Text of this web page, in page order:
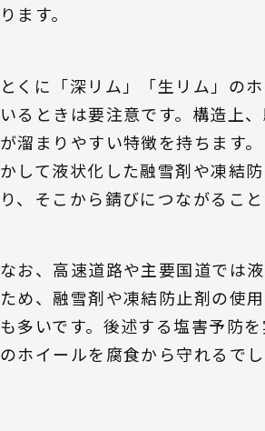
ります。
とくに「深リム」「生リム」の
いるときは要注意です。構造上
が溜まりやすい特徴を持ちます
かして液状化した融雪剤や凍結
り、そこから錆びにつながること
なお、高速道路や主要国道では
ため、融雪剤や凍結防止剤の使
も多いです。後述する塩害予防
のホイールを腐食から守れるでし